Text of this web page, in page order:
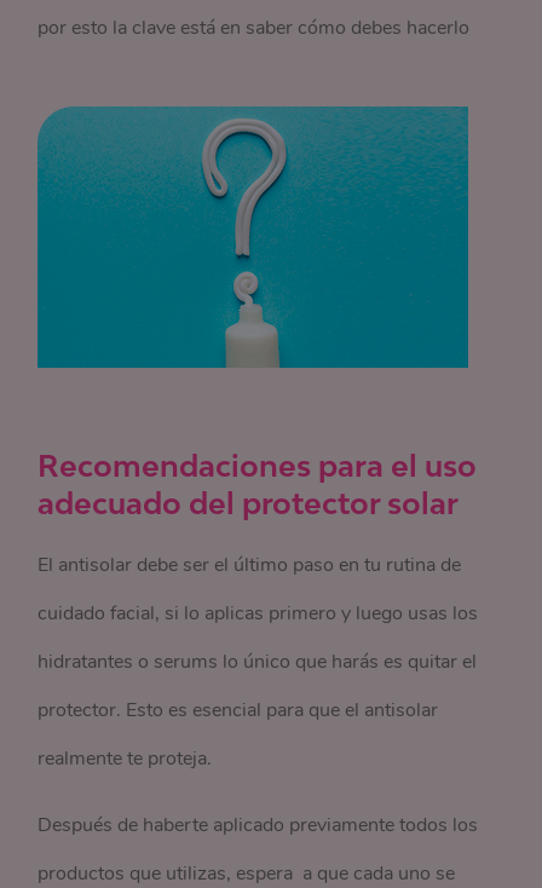
por esto la clave está en saber cómo debes hacerlo
Recomendaciones para el uso
adecuado del protector solar
El antisolar debe ser el último paso en tu rutina de
cuidado facial, si lo aplicas primero y luego usas los
hidratantes o serums lo único que harás es quitar el
protector. Esto es esencial para que el antisolar
realmente te proteja.
Después de haberte aplicado previamente todos los
productos que utilizas, espera a que cada uno se